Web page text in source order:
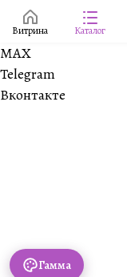
Витрина Каталог
Гамма
MAX
Telegram
Вконтакте